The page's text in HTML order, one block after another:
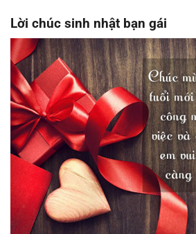
Lời chúc sinh nhật bạn gái